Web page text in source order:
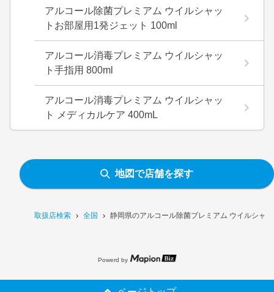
取扱店検索 全国 静岡県のアルコール除菌プレミアム ウイルシャ
アルコール除菌プレミアム ウイルシャッ
トお部屋用1発ジェット 100ml
アルコール消毒プレミアム ウイルシャッ
ト手指用 800ml
アルコール消毒プレミアム ウイルシャッ
ト メディカルケア 400mL
地図で店舗を探す
Powerd by